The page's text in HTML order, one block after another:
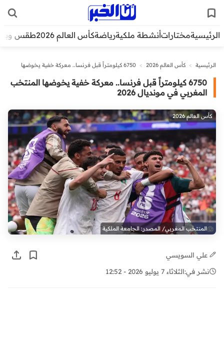
الرئيسيةمختاراتأنشطة ملكيةرياضةكأس العالم 2026 طقس
الرئيسية > كأس العالم 2026 >
6750 كيلومتراً قبل فرنسا.. معركة خفية يخوضها
6750 كيلومتراً قبل فرنسا.. معركة خفية يخوضها المنتخب
المغربي في مونديال 2026
كأس العالم 2026
المنتخب المغربي/ المصدر: الجامعة الملكية
علي السويسي
نشر في:الثلاثاء 7 يوليو 2026 - 12:52